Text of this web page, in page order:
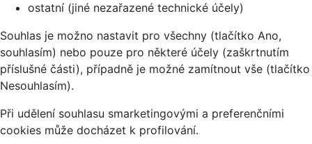
ostatní (jiné nezařazené technické účely)
Souhlas je možno nastavit pro všechny (tlačítko Ano,
souhlasím) nebo pouze pro některé účely (zaškrtnutím
příslušné části), případně je možné zamítnout vše (tlačítko
Nesouhlasím).
Při udělení souhlasu smarketingovými a preferenčními
cookies může docházet k profilování.